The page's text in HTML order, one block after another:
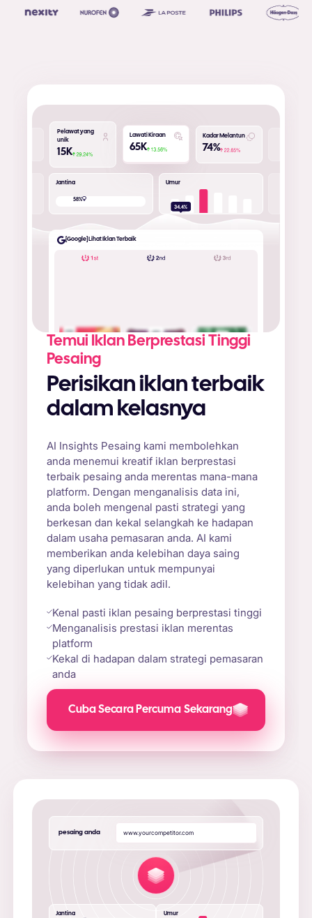
Temui Iklan Berprestasi Tinggi
Pesaing
Perisikan iklan terbaik
dalam kelasnya
AI Insights Pesaing kami membolehkan
anda menemui kreatif iklan berprestasi
terbaik pesaing anda merentas mana-mana
platform. Dengan menganalisis data ini,
anda boleh mengenal pasti strategi yang
berkesan dan kekal selangkah ke hadapan
dalam usaha pemasaran anda. AI kami
memberikan anda kelebihan daya saing
yang diperlukan untuk mempunyai
kelebihan yang tidak adil.
Kenal pasti iklan pesaing berprestasi tinggi
Menganalisis prestasi iklan merentas
platform
Kekal di hadapan dalam strategi pemasaran
anda
Cuba Secara Percuma Sekarang
Pelawat yang
unik
15K
Lawati Kiraan
65 K
Kadar Melantun
74%
Jantina
%58%
Umur
[Google] Lihat Iklan Terbaik
1 2 3
pesaing anda www.yourcompetitor.com
Jantina
Umur